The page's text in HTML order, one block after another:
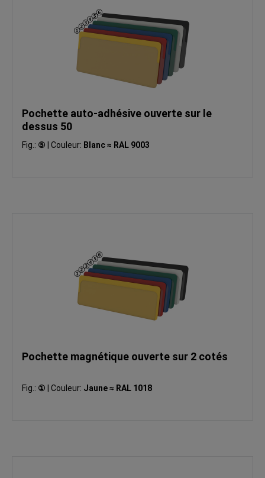
Pochette auto-adhésive ouverte sur le
dessus 50
Fig.: ⑤ Couleur: Blanc ≈ RAL 9003
Pochette magnétique ouverte sur 2 cotés
Fig.: ① Couleur: Jaune ≈ RAL 1018